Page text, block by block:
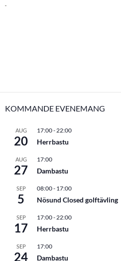
KOMMANDE EVENEMANG
AUG
20
17:00- 22:00
Herrbastu
AUG
27
17:00
Dambastu
SEP
5
08:00- 17:00
Nösund Closed golftävling
SEP
17
17:00- 22:00
Herrbastu
SEP
24
17:00
Dambastu